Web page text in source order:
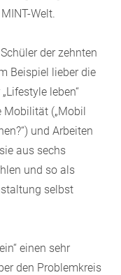
Welt.
der zehnten
Beispiel lieber die
leben“
Mobilität („Mobil
und Arbeiten
aus sechs
und so als
selbst
einen sehr
den Problemkreis